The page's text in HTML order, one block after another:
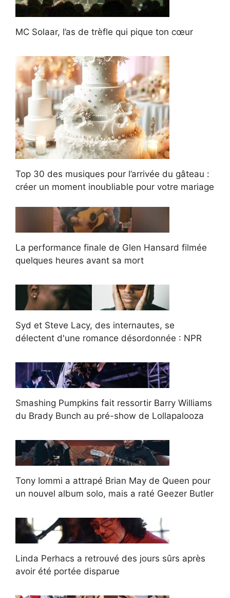
MC Solaar, l’as de trèfle qui pique ton cœur
Top 30 des musiques pour l’arrivée du gâteau :
créer un moment inoubliable pour votre mariage
La performance finale de Glen Hansard filmée
quelques heures avant sa mort
Syd et Steve Lacy, des internautes, se
délectent d'une romance désordonnée : NPR
Smashing Pumpkins fait ressortir Barry Williams
du Brady Bunch au pré-show de Lollapalooza
Tony Iommi a attrapé Brian May de Queen pour
un nouvel album solo, mais a raté Geezer Butler
Linda Perhacs a retrouvé des jours sûrs après
avoir été portée disparue